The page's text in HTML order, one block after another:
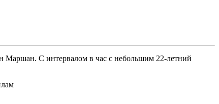
Маршан. С интервалом в час с небольшим 22-летний